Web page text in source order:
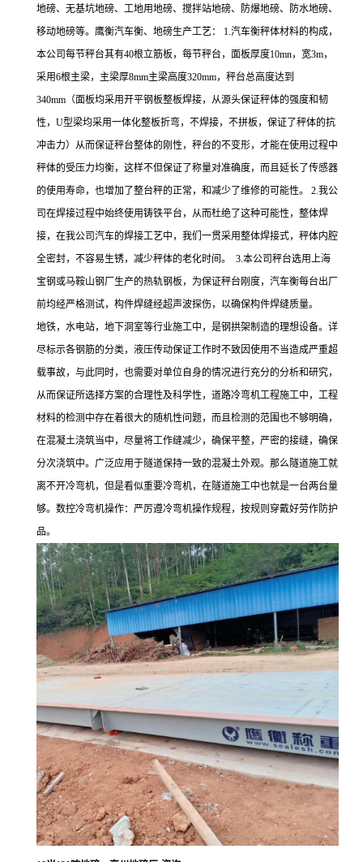
地磅、无基坑地磅、工地用地磅、搅拌站地磅、防爆地磅、防水地磅、
移动地磅等。鹰衡汽车衡、地磅生产工艺： 1.汽车衡秤体材料的构成，
本公司每节秤台其有40根立筋板，每节秤台，面板厚度10mn，宽3m，
采用6根主梁，主梁厚8mm主梁高度320mm，秤台总高度达到
340mm（面板均采用开平钢板整板焊接，从源头保证秤体的强度和韧
性，U型梁均采用一体化整板折弯，不焊接，不拼板，保证了秤体的抗
冲击力）从而保证秤台整体的刚性，秤台的不变形，才能在使用过程中
秤体的受压力均衡，这样不但保证了称量对准确度，而且延长了传感器
的使用寿命，也增加了整台秤的正常，和减少了维修的可能性。 2.我公
司在焊接过程中始终使用铸铁平台，从而杜绝了这种可能性，整体焊
接，在我公司汽车的焊接工艺中，我们一贯采用整体焊接式，秤体内腔
全密封，不容易生锈，减少秤体的老化时间。 3.本公司秤台选用上海
宝钢或马鞍山钢厂生产的热轨钢板，为保证秤台刚度，汽车衡每台出厂
前均经严格测试，构件焊缝经超声波探伤，以确保构件焊缝质量。
地铁，水电站，地下洞室等行业施工中，是钢拱架制造的理想设备。详
尽标示各钢筋的分类，液压传动保证工作时不致因使用不当造成严重超
载事故，与此同时，也需要对单位自身的情况进行充分的分析和研究，
从而保证所选择方案的合理性及科学性，道路冷弯机工程施工中，工程
材料的检测中存在着很大的随机性问题，而且检测的范围也不够明确，
在混凝土浇筑当中，尽量将工作缝减少，确保平整，严密的接缝，确保
分次浇筑中。广泛应用于隧道保持一致的混凝土外观。那么隧道施工就
离不开冷弯机，但是看似重要冷弯机，在隧道施工中也就是一台两台量
够。数控冷弯机操作：严厉遵冷弯机操作规程，按规则穿戴好劳作防护
品。